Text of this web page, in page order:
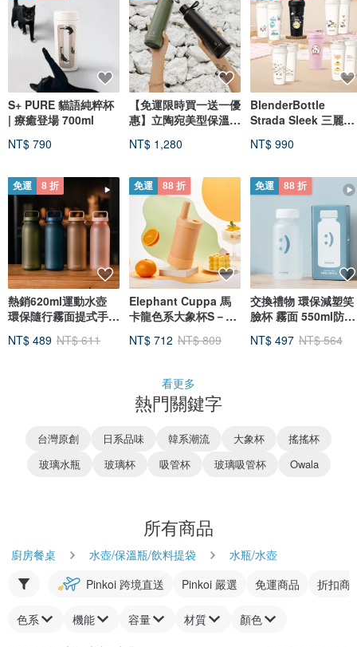
S+ PURE 貓語純粹杯
| 療癒登場 700ml
NT$ 790
免運 8 折
熱銷620ml運動水壺
環保隨行霧面提式手把
NT$ 489 NT$ 611
【免運限時買一送一優
惠】立陶宛美型保溫瓶
NT$ 1,280
免運 88 折
Elephant Cuppa 馬
卡龍色系大象杯S－暖
NT$ 712 NT$ 809
BlenderBottle
Strada Sleek 三麗鷗
杯25oz
NT$ 990
免運 88 折
交換禮物 環保減塑笑
臉杯 霧面 550ml防漏
NT$ 497 NT$ 564
看更多
熱門關鍵字
台灣原創 日系品味 韓系潮流 大象杯
搖搖杯
玻璃水瓶
玻璃杯 吸管杯 玻璃吸管杯 Owala
所有商品
廚房餐桌 水壺/保溫瓶/飲料提袋
水瓶/水壺
Pinkoi 跨境直送
Pinkoi 嚴選 免運商品 折扣商
色系 機能 容量 材質 顏色